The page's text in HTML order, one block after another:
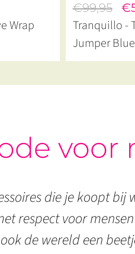
Wrap
€99,95
Tranquillo -
Jumper
voor
die je koopt bij
respect voor
de wereld een